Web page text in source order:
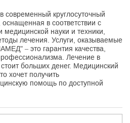
современный круглосуточный
в соответствии с
науки и техники,
лечения. Услуги, оказываемые
– это гарантия качества,
Лечение в
больших денег. Медицинский
хочет получить
помощь по доступной